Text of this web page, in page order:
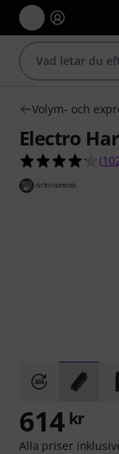
Volym- och
Electro
4.1
(
614 kr
Alla priser